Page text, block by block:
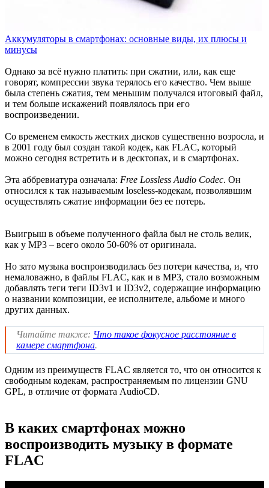
Аккумуляторы в смартфонах: основные виды, их плюсы и
минусы
Однако за всё нужно платить: при сжатии, или, как еще
говорят, компрессии звука терялось его качество. Чем выше
была степень сжатия, тем меньшим получался итоговый файл,
и тем больше искажений появлялось при его
воспроизведении.
Со временем емкость жестких дисков существенно возросла, и
в 2001 году был создан такой кодек, как FLAC, который
можно сегодня встретить и в десктопах, и в смартфонах.
Эта аббревиатура означала: Free Lossless Audio Codec. Он
относился к так называемым loseless-кодекам, позволявшим
осуществлять сжатие информации без ее потерь.
Выигрыш в объеме полученного файла был не столь велик,
как у MP3 – всего около 50-60% от оригинала.
Но зато музыка воспроизводилась без потери качества, и, что
немаловажно, в файлы FLAC, как и в MP3, стало возможным
добавлять теги теги ID3v1 и ID3v2, содержащие информацию
о названии композиции, ее исполнителе, альбоме и много
других данных.
Читайте также: Что такое фокусное расстояние в
камере смартфона.
Одним из преимуществ FLAC является то, что он относится к
свободным кодекам, распространяемым по лицензии GNU
GPL, в отличие от формата AudioCD.
В каких смартфонах можно
воспроизводить музыку в формате
FLAC